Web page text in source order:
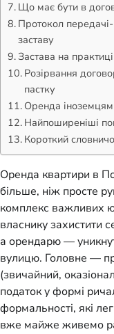
Що має бути в
Протокол
заставу
Застава на
Розірвання
пастку
Оренда
Найпоширеніші
Короткий
Оренда квартири в
більше, ніж просте
комплекс важливих
власнику захистити
а орендарю —
вулицю. Головне —
(звичайний,
податок у формі
формальності, які
вже майже живемо